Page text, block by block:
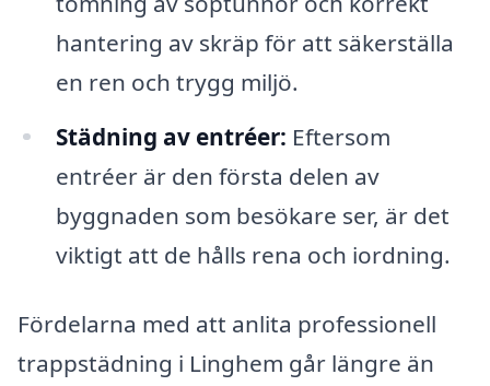
hantering av skräp för att säkerställa
en ren och trygg miljö.
Städning av entréer: Eftersom
entréer är den första delen av
byggnaden som besökare ser, är det
viktigt att de hålls rena och iordning.
Fördelarna med att anlita professionell
trappstädning i Linghem går längre än